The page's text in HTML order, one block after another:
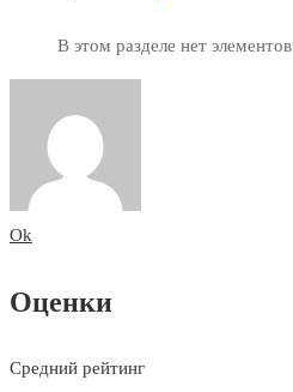
В этом разделе нет элементов
Ok
Оценки
Средний рейтинг